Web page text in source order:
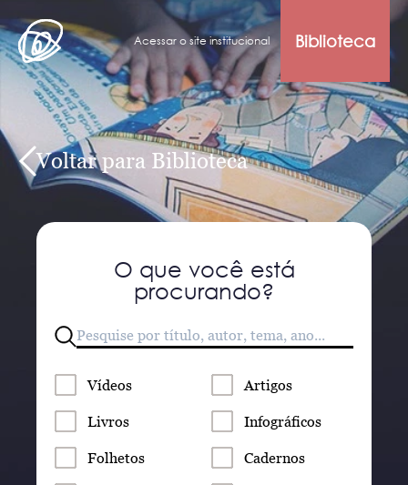
Acessar o site institucional Biblioteca
Voltar para Biblioteca
O que você está
procurando?
Vídeos Artigos
Livros Infográficos
Folhetos Cadernos